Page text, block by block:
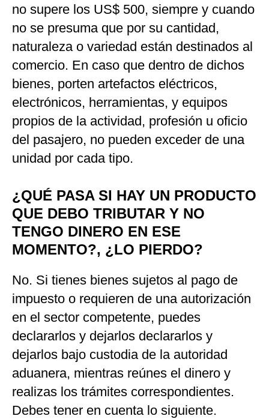
no supere los US$ 500, siempre y cuando
no se presuma que por su cantidad,
naturaleza o variedad están destinados al
comercio. En caso que dentro de dichos
bienes, porten artefactos eléctricos,
electrónicos, herramientas, y equipos
propios de la actividad, profesión u oficio
del pasajero, no pueden exceder de una
unidad por cada tipo.
¿QUÉ PASA SI HAY UN PRODUCTO
QUE DEBO TRIBUTAR Y NO
TENGO DINERO EN ESE
MOMENTO?, ¿LO PIERDO?
No. Si tienes bienes sujetos al pago de
impuesto o requieren de una autorización
en el sector competente, puedes
declararlos y dejarlos declararlos y
dejarlos bajo custodia de la autoridad
aduanera, mientras reúnes el dinero y
realizas los trámites correspondientes.
Debes tener en cuenta lo siguiente.